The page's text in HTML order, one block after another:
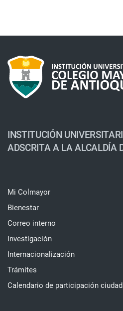
INSTITUCIÓN
ADSCRITA A LA ALCALDÍA
Mi Colmayor
Bienestar
Correo interno
Investigación
Internacionalización
Trámites
Calendario de participación